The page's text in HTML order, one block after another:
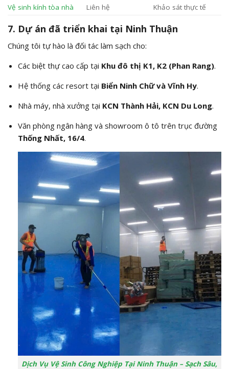
Vệ sinh kính tòa nhà Liên hệ Khảo sát thực tế
7. Dự án đã triển khai tại Ninh Thuận
Chúng tôi tự hào là đối tác làm sạch cho:
Các biệt thự cao cấp tại Khu đô thị K1, K2 (Phan Rang).
Hệ thống các resort tại Biển Ninh Chữ và Vĩnh Hy.
Nhà máy, nhà xưởng tại KCN Thành Hải, KCN Du Long.
Văn phòng ngân hàng và showroom ô tô trên trục đường
Thống Nhất, 16/4.
Dịch Vụ Vệ Sinh Công Nghiệp Tại Ninh Thuận – Sạch Sâu,